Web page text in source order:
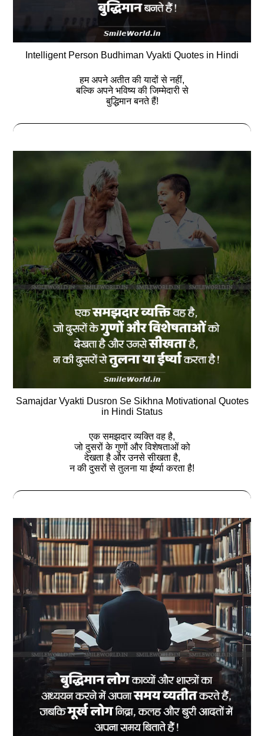
Intelligent Person Budhiman Vyakti Quotes in Hindi
हम अपने अतीत की यादों से नहीं,
बल्कि अपने भविष्य की जिम्मेदारी से
बुद्धिमान बनते हैं!
Samajdar Vyakti Dusron Se Sikhna Motivational Quotes
in Hindi Status
एक समझदार व्यक्ति वह है,
जो दुसरों के गुणों और विशेषताओं को
देखता है और उनसे सीखता है,
न की दुसरों से तुलना या ईर्ष्या करता है!